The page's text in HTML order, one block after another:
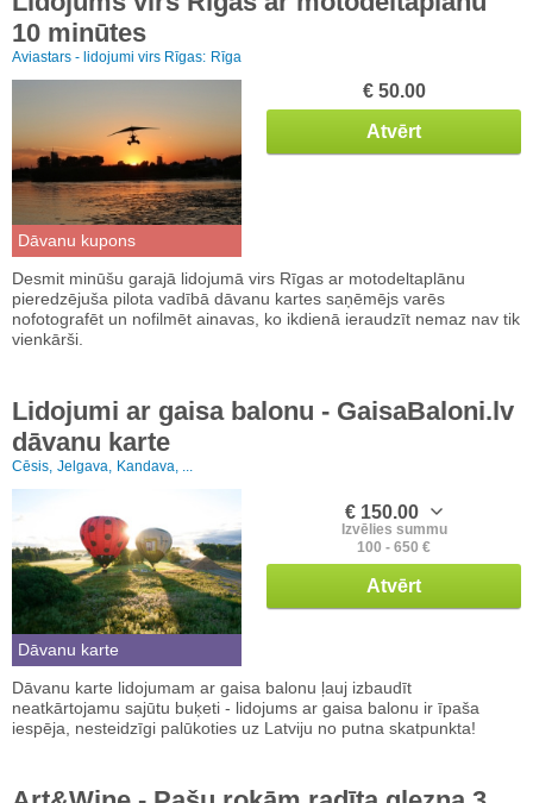
10 minūtes
Aviastars - lidojumi virs Rīgas: Rīga
Dāvanu kupons
€ 50.00
Atvērt
Desmit minūšu garajā lidojumā virs Rīgas ar motodeltaplānu
pieredzējuša pilota vadībā dāvanu kartes saņēmējs varēs
nofotografēt un nofilmēt ainavas, ko ikdienā ieraudzīt nemaz nav tik
vienkārši.
Lidojumi ar gaisa balonu - GaisaBaloni.lv
dāvanu karte
Cēsis, Jelgava, Kandava, ...
Dāvanu karte
€ 150.00
Izvēlies summu
100 - 650 €
Atvērt
Dāvanu karte lidojumam ar gaisa balonu ļauj izbaudīt
neatkārtojamu sajūtu buķeti - lidojums ar gaisa balonu ir īpaša
iespēja, nesteidzīgi palūkoties uz Latviju no putna skatpunkta!